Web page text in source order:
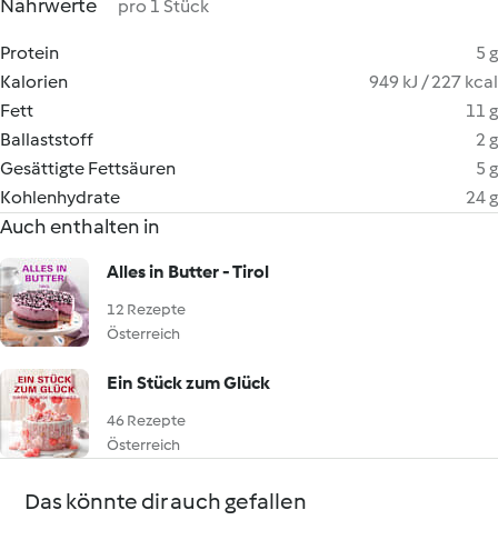
Nährwerte pro 1 Stück
Protein
5 g
Kalorien
949 kJ / 227 kcal
Fett
11 g
Ballaststoff
2 g
Gesättigte Fettsäuren
5 g
Kohlenhydrate
24 g
Auch enthalten in
Alles in Butter - Tirol
12 Rezepte
Österreich
Ein Stück zum Glück
46 Rezepte
Österreich
Das könnte dir auch gefallen